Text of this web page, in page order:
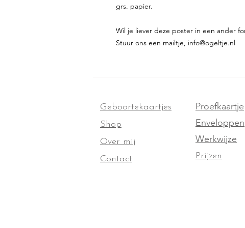
grs. papier.
Wil je liever deze poster in een ander
Stuur ons een mailtje, info@ogeltje.nl
Geboortekaartjes
Shop
Over mij
Contact
Proefkaartje
Enveloppen
Werkwijze
Prijzen